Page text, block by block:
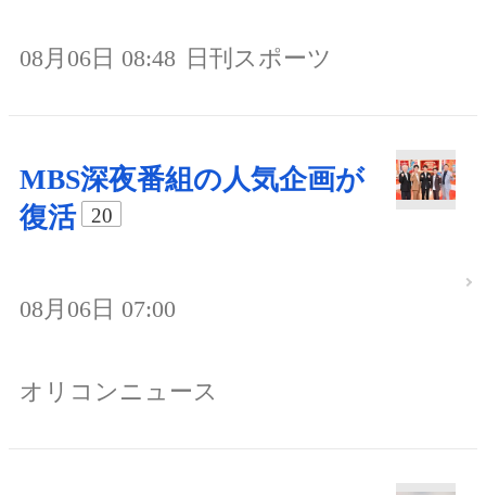
08月06日 08:48 日刊スポーツ
MBS深夜番組の人気企画が
復活
20
08月06日 07:00
オリコンニュース